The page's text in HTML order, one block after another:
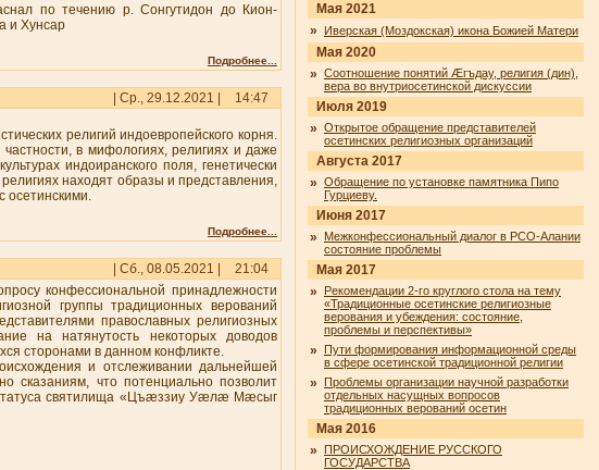
по течению р. Сонгутидон до Кион-
и Хунсар
Подробнее...
| Ср., 29.12.2021 | 14:47
религий индоевропейского корня.
в мифологиях, религиях и даже
индоиранского поля, генетически
находят образы и представления,
осетинскими.
Подробнее...
| Сб., 08.05.2021 |
21:04
конфессиональной принадлежности
группы традиционных верований
православных религиозных
на натянутость некоторых доводов
сторонами в данном конфликте.
и отслеживании дальнейшей
сказаниям, что потенциально позволит
статуса святилища «Цъæззиу Уæлæ Мæсыг
Мая 2021
»
Иверская (Моздокская) икона Божией Матери
Мая 2020
» Соотношение понятий Æгъдау, религия (дин),
вера во внутриосетинской дискуссии
Июля 2019
» Открытое обращение представителей
осетинских религиозных организаций
Августа 2017
» Обращение по установке памятника Пипо
Гурциеву.
Июня 2017
»
Межконфессиональный диалог в РСО-Алании
состояние проблемы
Мая 2017
»
Рекомендации 2-го круглого стола на тему
«Традиционные осетинские религиозные
верования и убеждения: состояние,
проблемы и перспективы»
» Пути формирования информационной среды
в сфере осетинской традиционной религии
» Проблемы организации научной разработки
отдельных насущных вопросов
традиционных верований осетин
Мая 2016
» ПРОИСХОЖДЕНИЕ РУССКОГО
ГОСУДАРСТВА